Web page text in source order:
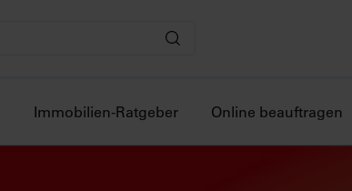
Immobilien-Ratgeber Online beauftragen